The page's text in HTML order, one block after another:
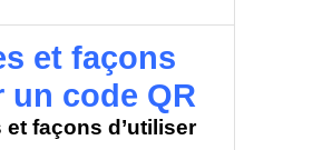
et façons
un code QR
et façons d’utiliser